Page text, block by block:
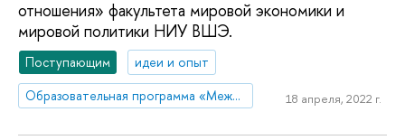
отношения» факультета мировой экономики и
мировой политики НИУ ВШЭ.
Поступающим
идеи и опыт
Образовательная программа «Международные отношения»
18 апреля, 2022 г.